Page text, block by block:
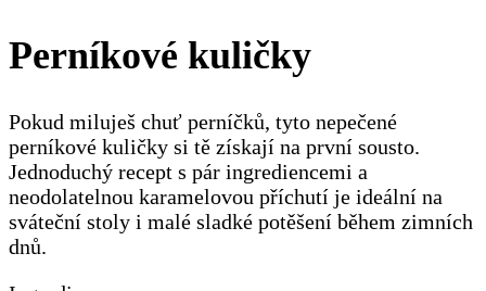
Perníkové kuličky
Pokud miluješ chuť perníčků, tyto nepečené
perníkové kuličky si tě získají na první sousto.
Jednoduchý recept s pár ingrediencemi a
neodolatelnou karamelovou příchutí je ideální na
sváteční stoly i malé sladké potěšení během zimních
dnů.